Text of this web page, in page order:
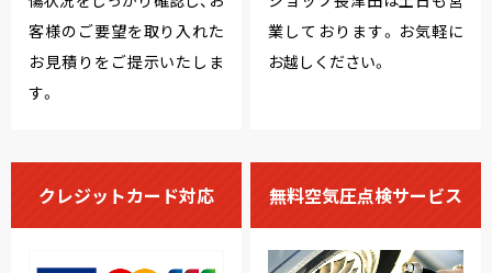
客様のご要望を取り入れた
お見積りをご提示いたしま
す。
業しております。お気軽に
お越しください。
クレジットカード対応 無料空気圧点検サービス